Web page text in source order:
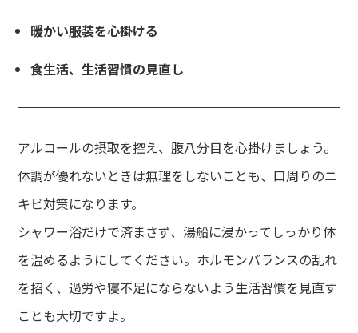
暖かい服装を心掛ける
食生活、生活習慣の見直し
アルコールの摂取を控え、腹八分目を心掛けましょう。
体調が優れないときは無理をしないことも、口周りのニ
キビ対策になります。
シャワー浴だけで済まさず、湯船に浸かってしっかり体
を温めるようにしてください。ホルモンバランスの乱れ
を招く、過労や寝不足にならないよう生活習慣を見直す
ことも大切ですよ。